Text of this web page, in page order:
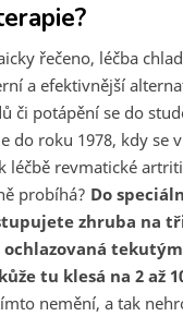
řečeno, léčba
a efektivnější
či potápění se do
do roku 1978, kdy se
léčbě revmatické
probíhá? Do
zhruba na
tu klesá na 2 až
nemění, a tak